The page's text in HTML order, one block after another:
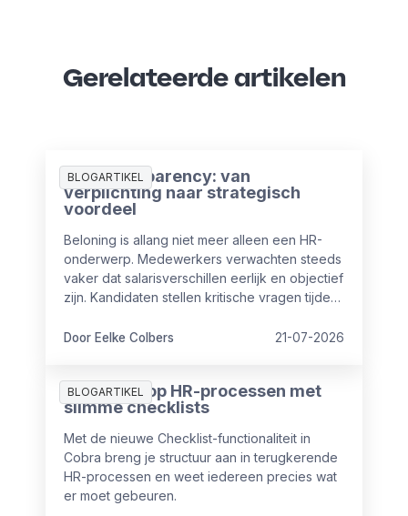
Gerelateerde artikelen
BLOGARTIKEL
Pay Transparency: van
verplichting naar strategisch
voordeel
Beloning is allang niet meer alleen een HR-
onderwerp. Medewerkers verwachten steeds
vaker dat salarisverschillen eerlijk en objectief
zijn. Kandidaten stellen kritische vragen tijdens
nemen de eisen rondom transparantie toe.
Door Eelke Colbers 21-07-2026
BLOGARTIKEL
Meer grip op HR-processen met
slimme checklists
Met de nieuwe Checklist-functionaliteit in
Cobra breng je structuur aan in terugkerende
HR-processen en weet iedereen precies wat
er moet gebeuren.